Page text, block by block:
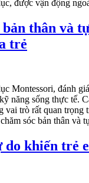
được vận động
bản thân và
trẻ
Montessori, đánh
năng sống thực tế.
vai trò rất quan trọng
sóc bản thân và
do khiến trẻ